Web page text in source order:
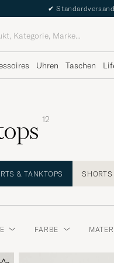
✔
Uhren Taschen
12
& TANKTOPS SHORTS
FARBE